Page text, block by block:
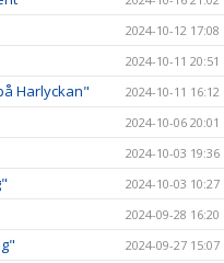
2024-10-12 17:08
2024-10-11 20:51
Harlyckan" 2024-10-11 16:12
2024-10-06 20:01
2024-10-03 19:36
2024-10-03 10:27
2024-09-28 16:20
2024-09-27 15:07